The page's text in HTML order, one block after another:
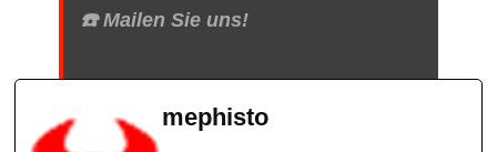
☎️ Mailen Sie uns!
mephisto